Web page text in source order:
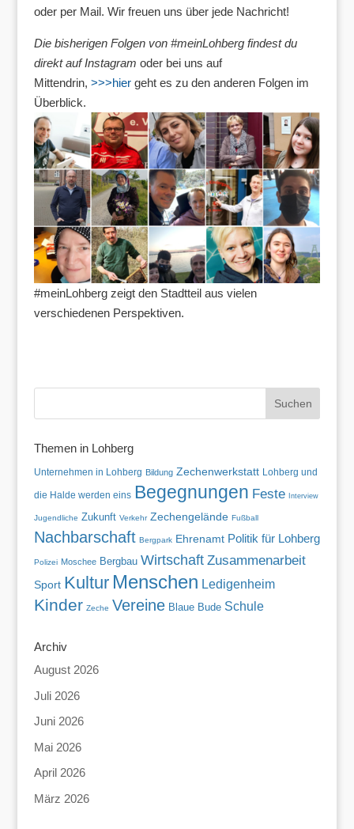
oder per Mail. Wir freuen uns über jede Nachricht!
Die bisherigen Folgen von #meinLohberg findest du
direkt auf Instagram oder bei uns auf
Mittendrin, >>>hiergeht es zu den anderen Folgen im
Überblick.
#meinLohberg zeigt den Stadtteil aus vielen
verschiedenen Perspektiven.
Themen in Lohberg
Unternehmen in Lohberg Bildung Zechenwerkstatt Lohberg und
die Halde werden eins Begegnungen Feste Interview
Jugendliche Zukunft Verkehr Zechengelände Fußball
Nachbarschaft Bergpark Ehrenamt Politik für Lohberg
Polizei Moschee Bergbau Wirtschaft Zusammenarbeit
Sport Kultur Menschen Ledigenheim
Kinder Zeche Vereine Blaue Bude Schule
Archiv
August 2026
Juli 2026
Juni 2026
Mai 2026
April 2026
März 2026